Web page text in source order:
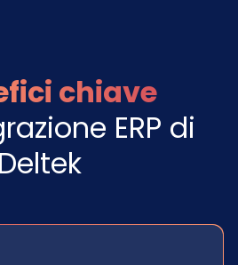
chiave
ERP di
Deltek